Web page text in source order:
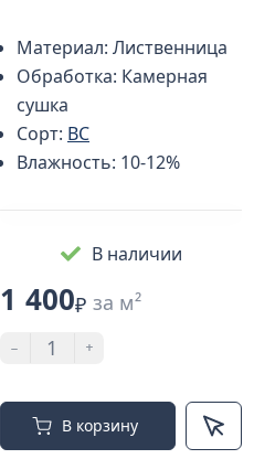
Материал: Лиственница
Обработка: Камерная
сушка
Сорт: BC
Влажность: 10-12%
В наличии
1 400₽ за м²
- +
В корзину